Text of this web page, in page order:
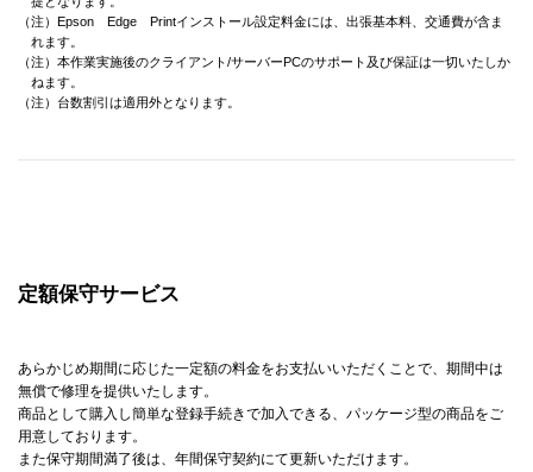
（注）Epson Edge Printインストール設定料金には、出張基本料、交通費が含ま
れます。
（注）本作業実施後のクライアント/サーバーPCのサポート及び保証は一切いたしか
ねます。
（注）台数割引は適用外となります。
定額保守サービス
あらかじめ期間に応じた一定額の料金をお支払いいただくことで、期間中は
無償で修理を提供いたします。
商品として購入し簡単な登録手続きで加入できる、パッケージ型の商品をご
用意しております。
また保守期間満了後は、年間保守契約にて更新いただけます。